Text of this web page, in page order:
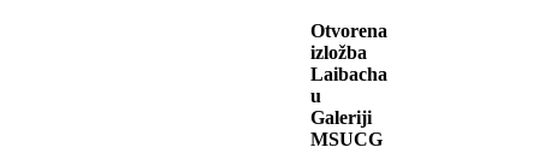
Otvorena
izložba
Laibacha
u
Galeriji
MSUCG